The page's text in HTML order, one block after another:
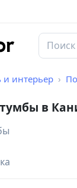
и интерьер
в